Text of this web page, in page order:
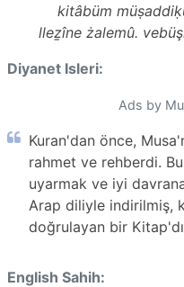
kitâbüm
lleẕîne żalemû.
Diyanet Isleri:
Ads by
Kuran'dan önce,
rahmet ve rehberdi.
uyarmak ve iyi
Arap diliyle indirilmiş,
doğrulayan bir
English Sahih: